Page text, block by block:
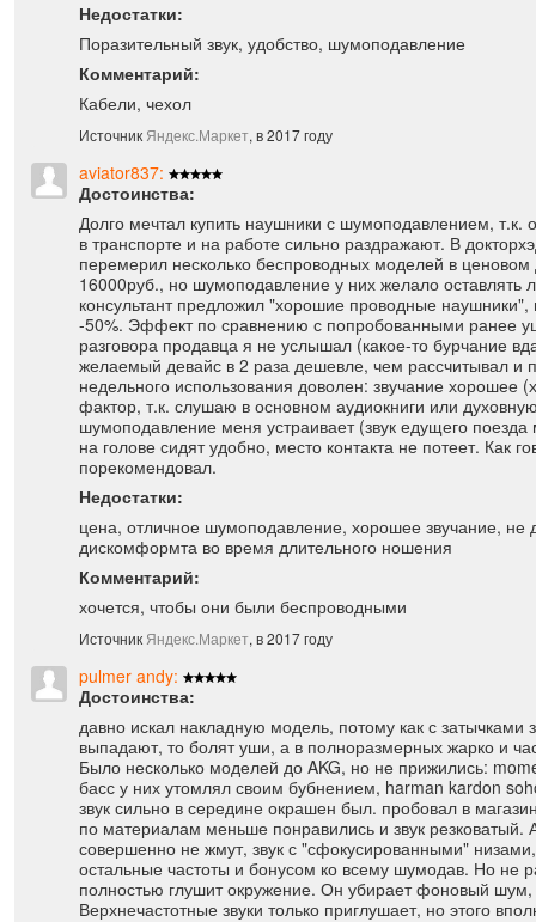
Недостатки:
Поразительный звук, удобство, шумоподавление
Комментарий:
Кабели, чехол
Источник Яндекс.Маркет, в 2017 году
aviator837:
Достоинства:
Долго мечтал купить наушники с шумоподавлением, т.к.
в транспорте и на работе сильно раздражают. В
перемерил несколько беспроводных моделей в ценовом
16000руб., но шумоподавление у них желало оставлять
консультант предложил "хорошие проводные
-50%. Эффект по сравнению с попробованными ранее
разговора продавца я не услышал (какое-то бурчание
желаемый девайс в 2 раза дешевле, чем рассчитывал и
недельного использования доволен: звучание хорошее
фактор, т.к. слушаю в основном аудиокниги или
шумоподавление меня устраивает (звук едущего поезда
на голове сидят удобно, место контакта не потеет. Как
порекомендовал.
Недостатки:
цена, отличное шумоподавление, хорошее звучание, не
дискомформта во время длительного ношения
Комментарий:
хочется, чтобы они были беспроводными
Источник Яндекс.Маркет, в 2017 году
pulmer andy:
Достоинства:
давно искал накладную модель, потому как с затычками
выпадают, то болят уши, а в полноразмерных жарко и
Было несколько моделей до AKG, но не прижились:
басс у них утомлял своим бубнением, harman kardon
звук сильно в середине окрашен был. пробовал в
по материалам меньше понравились и звук резковатый.
совершенно не жмут, звук с "сфокусированными"
остальные частоты и бонусом ко всему шумодав. Но не
полностью глушит окружение. Он убирает фоновый шум,
Верхнечастотные звуки только приглушает, но этого